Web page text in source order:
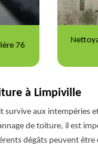
à Limpiville
aux intempéries
de toiture, il est
dégâts peuvent